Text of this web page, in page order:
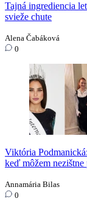
Tajná ingrediencia
svieže chute
Alena Čabáková
0
Viktória
keď môžem
Annamária Bilas
0